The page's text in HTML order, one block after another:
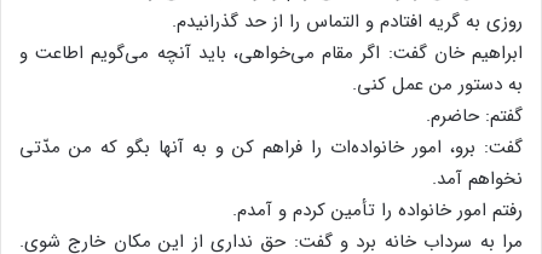
روزی به گریه افتادم و التماس را از حد گذرانیدم.
ابراهیم خان گفت: ‌اگر مقام می‌خواهی، باید آنچه می‌گویم اطاعت و
به دستور من عمل کنی.
گفتم: ‌حاضرم.
گفت: برو، امور خانواده‌ات را فراهم کن و به آنها بگو که من مدّتی
نخواهم آمد.
رفتم امور خانواده را تأمین کردم و آمدم.
مرا به سرداب خانه برد و گفت: حق نداری از این مکان خارج شوی.